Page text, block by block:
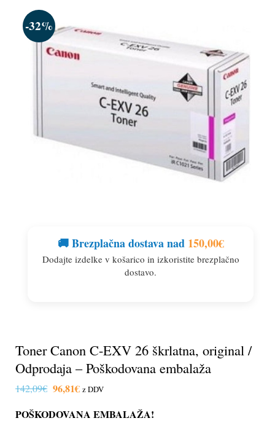
-32%
🚚 Brezplačna dostava nad 150,00€
Dodajte izdelke v košarico in izkoristite brezplačno
dostavo.
Toner Canon C-EXV 26 škrlatna, original /
Odprodaja – Poškodovana embalaža
142,09€ Izvirna
cena
bila:
96,81€Trenutna
cena
96,81€.
z DDV
POŠKODOVANA EMBALAŽA!